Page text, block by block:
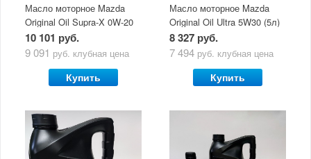
Масло моторное Mazda
Original Oil Supra-X 0W-20
(5 л)
10 101 руб.
9 091 руб. клубная цена
Купить
Масло моторное Mazda
Original Oil Ultra 5W30 (5л)
8 327 руб.
7 494 руб. клубная цена
Купить